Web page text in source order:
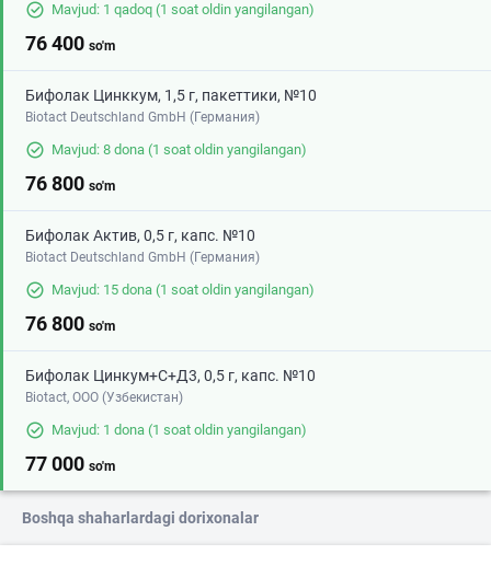
Mavjud: 1 qadoq (1 soat oldin yangilangan)
76 400 so'm
Бифолак Цинккум, 1,5 г, пакеттики, №10
Biotact Deutschland GmbH (Германия)
Mavjud: 8 dona (1 soat oldin yangilangan)
76 800 so'm
Бифолак Актив, 0,5 г, капс. №10
Biotact Deutschland GmbH (Германия)
Mavjud: 15 dona (1 soat oldin yangilangan)
76 800 so'm
Бифолак Цинкум+С+Д3, 0,5 г, капс. №10
Biotact, ООО (Узбекистан)
Mavjud: 1 dona (1 soat oldin yangilangan)
77 000 so'm
Boshqa shaharlardagi dorixonalar